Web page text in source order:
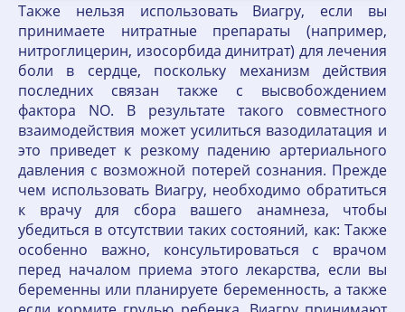
Также нельзя использовать Виагру, если вы
принимаете нитратные препараты (например,
нитроглицерин, изосорбида динитрат) для лечения
боли в сердце, поскольку механизм действия
последних связан также с высвобождением
фактора NO. В результате такого совместного
взаимодействия может усилиться вазодилатация и
это приведет к резкому падению артериального
давления с возможной потерей сознания. Прежде
чем использовать Виагру, необходимо обратиться
к врачу для сбора вашего анамнеза, чтобы
убедиться в отсутствии таких состояний, как: Также
особенно важно, консультироваться с врачом
перед началом приема этого лекарства, если вы
беременны или планируете беременность, а также